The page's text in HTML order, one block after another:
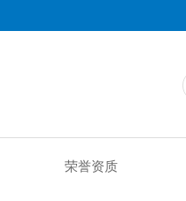
荣誉资质